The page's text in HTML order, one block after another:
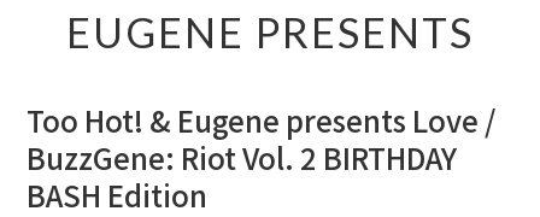
LIVE
EUGENE PRESENTS
Too Hot! & Eugene presents Love /
BuzzGene: Riot Vol. 2 BIRTHDAY
BASH Edition